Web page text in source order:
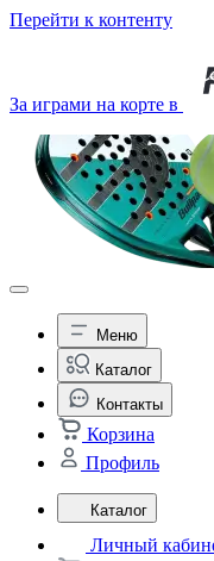
Перейти к контенту
За играми на корте в
Меню
Каталог
Контакты
Корзина
Профиль
Каталог
Личный